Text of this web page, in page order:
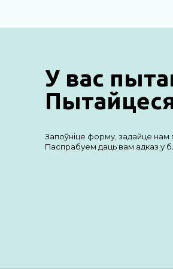
У вас
Запоўніце форму, задайце нам
Паспрабуем даць вам адказ у